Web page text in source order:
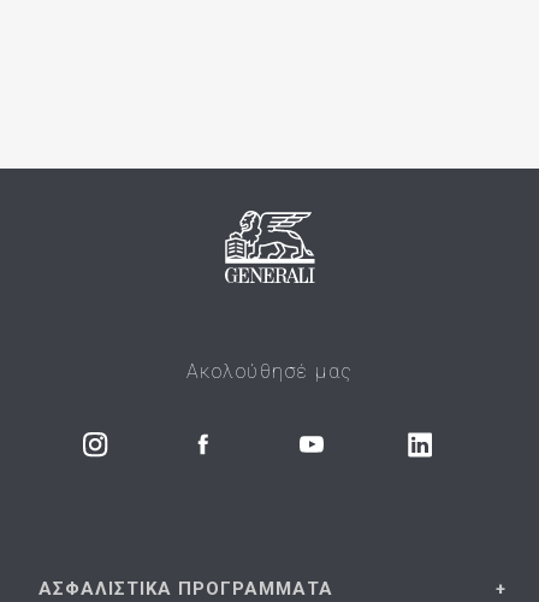
Ακολούθησέ μας
ΑΣΦΑΛΙΣΤΙΚΑ ΠΡΟΓΡΑΜΜΑΤΑ